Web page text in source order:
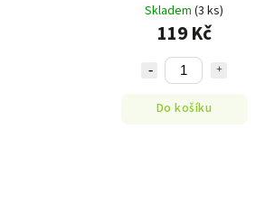
Skladem(3 ks)
119 Kč
Do košíku